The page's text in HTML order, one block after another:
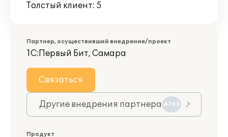
Толстый клиент: 5
Партнер, осуществивший внедрение/проект
1С:Первый Бит, Самара
Связаться
Другие внедрения партнера 4763
Продукт